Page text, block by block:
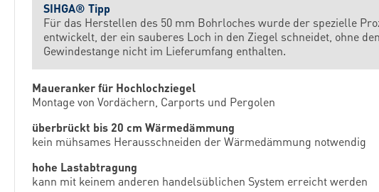
SIHGA® Tipp
Für das Herstellen des 50 mm Bohrloches wurde der spezielle
entwickelt, der ein sauberes Loch in den Ziegel schneidet, ohne
Gewindestange nicht im Lieferumfang enthalten.
Maueranker für Hochlochziegel
Montage von Vordächern, Carports und Pergolen
überbrückt bis 20 cm Wärmedämmung
kein mühsames Herausschneiden der Wärmedämmung notwendig
hohe Lastabtragung
kann mit keinem anderen handelsüblichen System erreicht werden